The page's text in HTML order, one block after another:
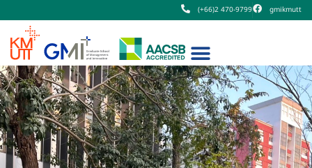
(+66)2 470-9799 gmikmutt